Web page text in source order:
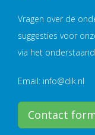
Vragen over de
suggesties voor
via het
Email: info@dik.nl
Contact